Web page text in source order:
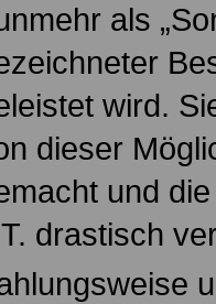
als
wird.
dieser
und
drastisch